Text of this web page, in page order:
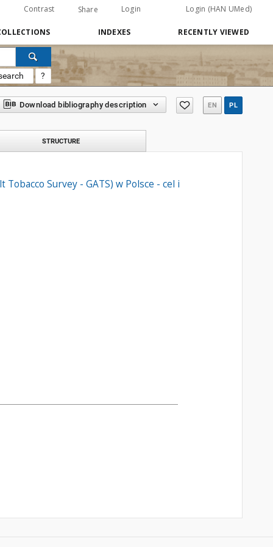
Contrast Share Login Login (HAN UMed)
INDEXES RECENTLY VIEWED
?
Download bibliography description EN PL
STRUCTURE
Survey - GATS) w Polsce - cel i